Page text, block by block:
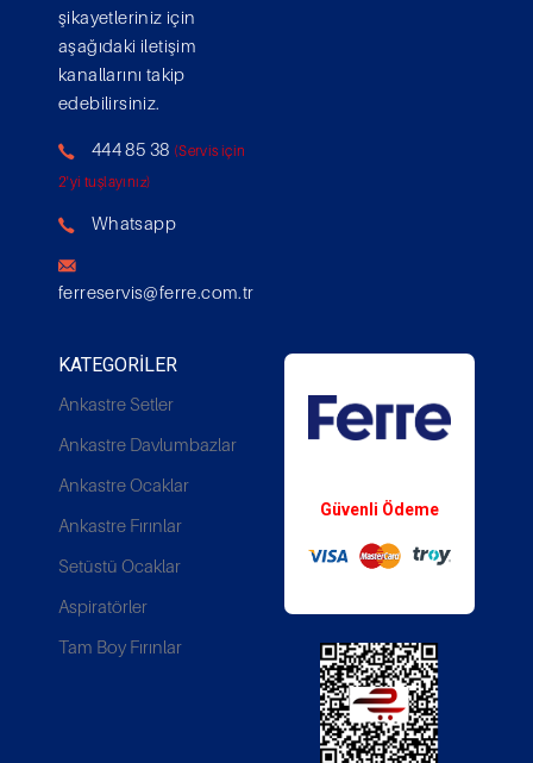
şikayetleriniz için
aşağıdaki iletişim
kanallarını takip
edebilirsiniz.
444 85 38 (Servis için
2'yi tuşlayınız)
Whatsapp
ferreservis@ferre.com.tr
KATEGORILER
Ankastre Setler
Ankastre Davlumbazlar
Ankastre Ocaklar
Ankastre Fırınlar
Setüstü Ocaklar
Aspiratörler
Tam Boy Fırınlar
Güvenli Ödeme